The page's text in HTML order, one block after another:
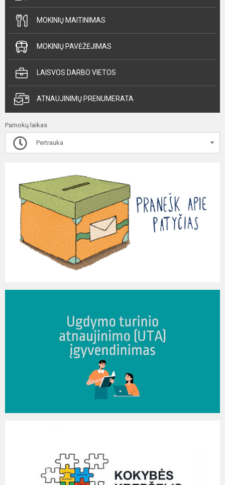
MOKINIŲ MAITINIMAS
MOKINIŲ PAVĖŽĖJIMAS
LAISVOS DARBO VIETOS
ATNAUJINIMŲ PRENUMERATA
Pamokų laikas
Pertrauka